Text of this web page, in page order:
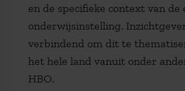
en de specifieke context van de
onderwijsinstelling.
verbindend om dit te
het hele land vanuit onder
HBO.